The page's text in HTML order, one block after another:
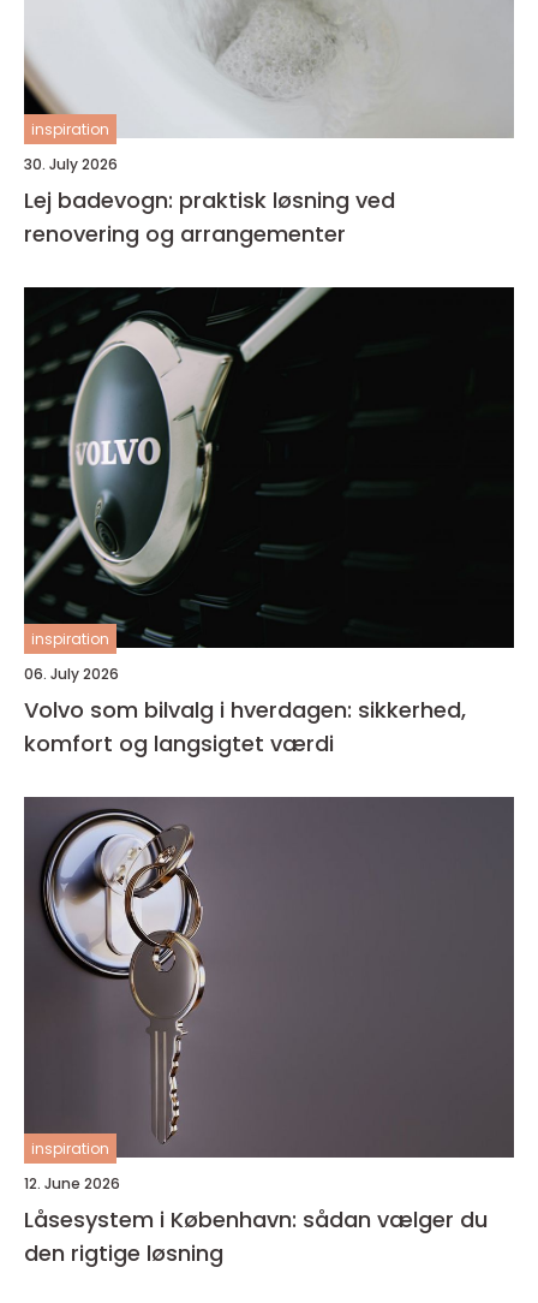
inspiration
30. July 2026
Lej badevogn: praktisk løsning ved
renovering og arrangementer
inspiration
06. July 2026
Volvo som bilvalg i hverdagen: sikkerhed,
komfort og langsigtet værdi
inspiration
12. June 2026
Låsesystem i København: sådan vælger du
den rigtige løsning